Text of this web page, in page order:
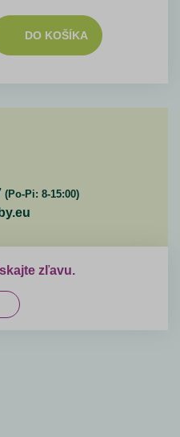
DO KOŠÍKA
(Po-Pi: 8-15:00)
zľavu.